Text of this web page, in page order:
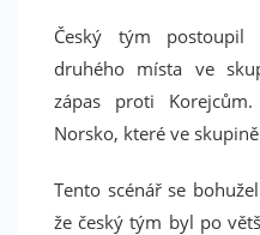
Český tým
druhého místa ve
zápas proti
Norsko, které ve
Tento scénář se
že český tým byl po